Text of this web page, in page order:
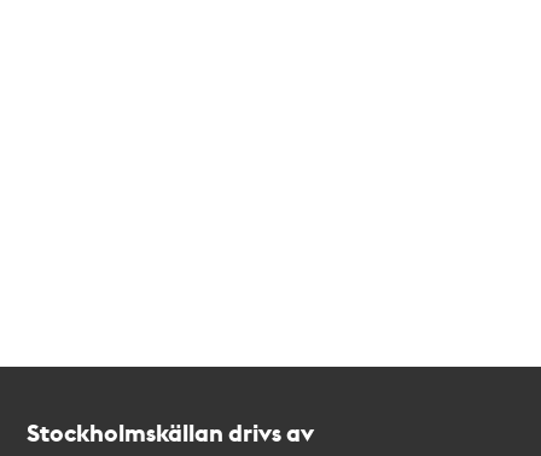
Stockholmskällan drivs av